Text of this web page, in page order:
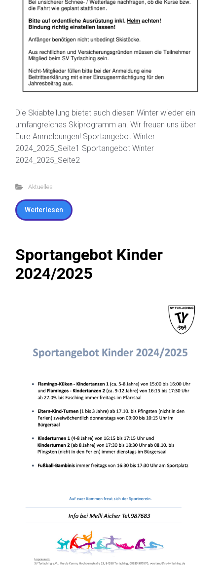
Die Skiabteilung bietet auch diesen Winter wieder ein
umfangreiches Skiprogramm an. Wir freuen uns über
Eure Anmeldungen! Sportangebot Winter
2024_2025_Seite1 Sportangebot Winter
2024_2025_Seite2
Aktuelles
Weiterlesen
Sportangebot Kinder
2024/2025